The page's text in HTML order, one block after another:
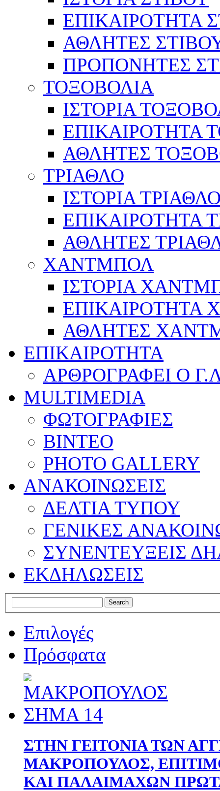
ΕΠΙΚΑΙΡΟΤΗΤΑ
ΑΘΛΗΤΕΣ
ΠΡΟΠΟΝΗΤΕΣ
ΤΟΞΟΒΟΛΙΑ
ΙΣΤΟΡΙΑ
ΕΠΙΚΑΙΡΟΤΗΤΑ
ΑΘΛΗΤΕΣ
ΤΡΙΑΘΛΟ
ΙΣΤΟΡΙΑ
ΕΠΙΚΑΙΡΟΤΗΤΑ
ΑΘΛΗΤΕΣ
ΧΑΝΤΜΠΟΛ
ΙΣΤΟΡΙΑ
ΕΠΙΚΑΙΡΟΤΗΤΑ
ΑΘΛΗΤΕΣ
ΕΠΙΚΑΙΡΟΤΗΤΑ
ΑΡΘΡΟΓΡΑΦΕΙ Ο
MULTIMEDIA
ΦΩΤΟΓΡΑΦΙΕΣ
ΒΙΝΤΕΟ
PHOTO GALLERY
ΑΝΑΚΟΙΝΩΣΕΙΣ
ΔΕΛΤΙΑ ΤΥΠΟΥ
ΓΕΝΙΚΕΣ
ΣΥΝΕΝΤΕΥΞΕΙΣ
ΕΚΔΗΛΩΣΕΙΣ
Επιλογές
Πρόσφατα
ΣΤΗΝ ΓΕΙΤΟΝΙΑ ΤΩΝ
ΜΑΚΡΟΠΟΥΛΟΣ,
ΚΑΙ ΠΑΛΑΙΜΑΧΩΝ